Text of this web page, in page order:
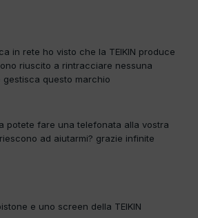
in rete ho visto che la TEIKIN produce
riuscito a rintracciare nessuna
questo marchio
potete fare una telefonata alla vostra
ad aiutarmi? grazie infinite
e uno screen della TEIKIN